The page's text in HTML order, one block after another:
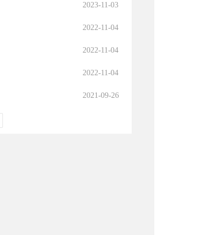
2023-11-03
2022-11-04
2022-11-04
2022-11-04
2021-09-26